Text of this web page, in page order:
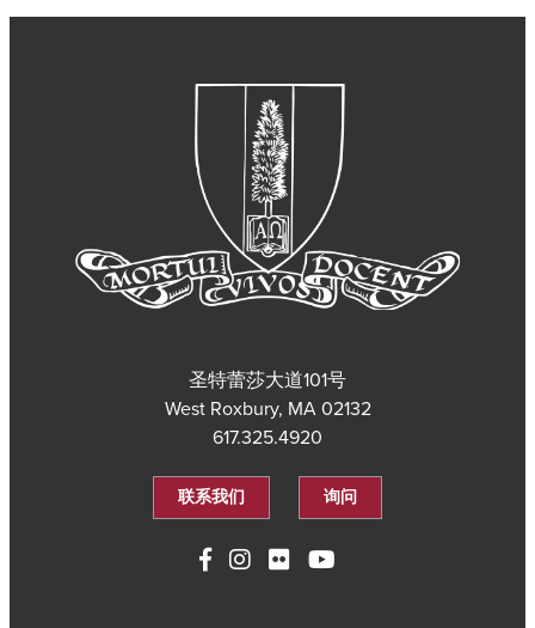
圣特蕾莎大道101号
West Roxbury, MA 02132
617.325.4920
联系我们 询问